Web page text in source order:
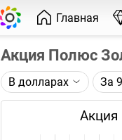
Главная
Акция Полюс
Описание графика:
Цена акции ПАО
сплита
В долларах За